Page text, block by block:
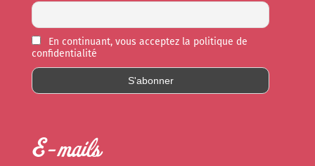
En continuant, vous acceptez la politique de
confidentialité
E-mails